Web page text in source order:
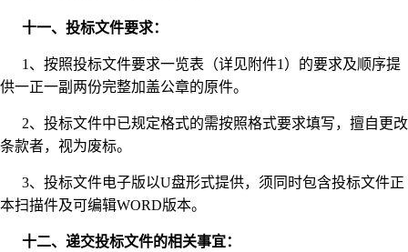
十一、投标文件要求：
1、按照投标文件要求一览表（详见附件1）的要求及顺序提
供一正一副两份完整加盖公章的原件。
2、投标文件中已规定格式的需按照格式要求填写，擅自更改
条款者，视为废标。
3、投标文件电子版以U盘形式提供，须同时包含投标文件正
本扫描件及可编辑WORD版本。
十二、递交投标文件的相关事宜：